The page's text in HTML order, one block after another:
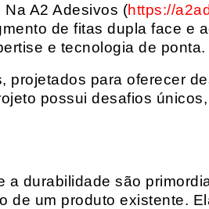
A2 Adesivos (https://
de fitas dupla face e
e tecnologia de ponta.
projetados para oferecer
possui desafios
a durabilidade são
de um produto existente.